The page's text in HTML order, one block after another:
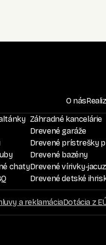
O nás
chaty
Záhradné kancelárie
Drevené garáže
Drevené prístrešky
Drevené bazény
Drevené vírivky-
Drevené detské
a reklamáciaDotácia z